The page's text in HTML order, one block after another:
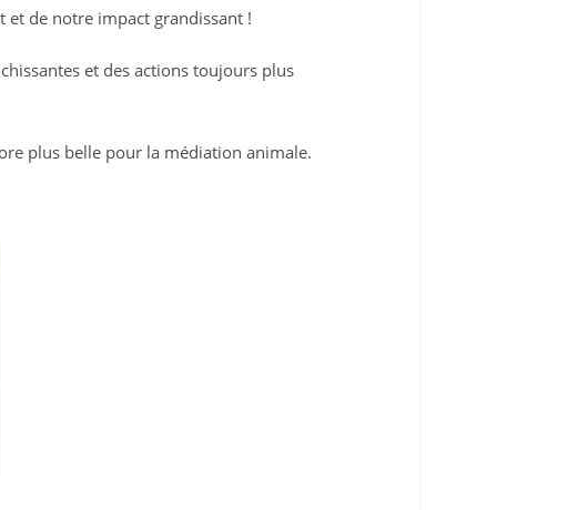
et de notre impact grandissant !
et des actions toujours plus
plus belle pour la médiation animale.